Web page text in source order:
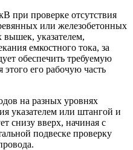
при проверке отсутствия
или железобетонных
вышек, указателем,
емкостного тока, за
обеспечить требуемую
этого его рабочую часть
на разных уровнях
указателем или штангой и
снизу вверх, начиная с
подвеске проверку